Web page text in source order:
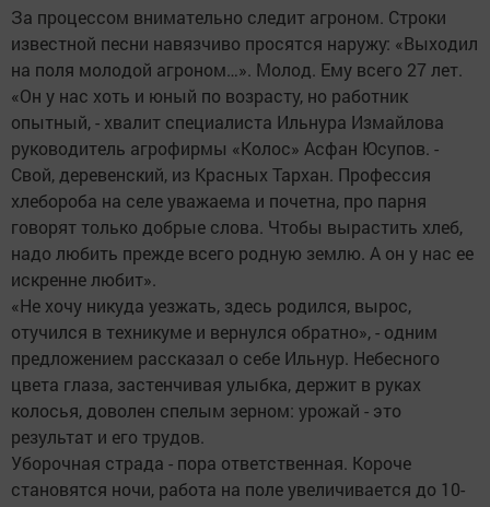
За процессом внимательно следит агроном. Строки
известной песни навязчиво просятся наружу: «Выходил
на поля молодой агроном…». Молод. Ему всего 27 лет.
«Он у нас хоть и юный по возрасту, но работник
опытный, - хвалит специалиста Ильнура Измайлова
руководитель агрофирмы «Колос» Асфан Юсупов. -
Свой, деревенский, из Красных Тархан. Профессия
хлебороба на селе уважаема и почетна, про парня
говорят только добрые слова. Чтобы вырастить хлеб,
надо любить преж­де всего родную землю. А он у нас ее
искренне любит».
«Не хочу никуда уезжать, здесь родился, вырос,
отучился в техникуме и вернулся обратно», - одним
предложением рассказал о себе Ильнур. Небесного
цвета глаза, застенчивая улыбка, держит в руках
колосья, доволен спелым зерном: урожай - это
результат и его трудов.
Уборочная страда - пора ответственная. Короче
становятся ночи, работа на поле увеличивается до 10-